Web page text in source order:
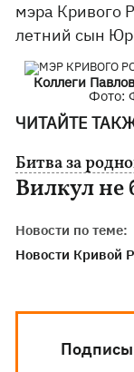
мэра Кривого
летний сын
Коллеги
Фото:
ЧИТАЙТЕ
Битва за
Вилкул не
Новости по теме:
Новости Кривой